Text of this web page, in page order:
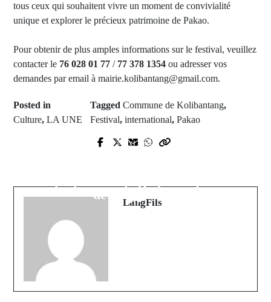
tous ceux qui souhaitent vivre un moment de convivialité
unique et explorer le précieux patrimoine de Pakao.
Pour obtenir de plus amples informations sur le festival, veuillez
contacter le 76 028 01 77 / 77 378 1354 ou adresser vos
demandes par email à mairie.kolibantang@gmail.com.
Posted in
Culture, LA UNE
Tagged Commune de Kolibantang,
Festival, international, Pakao
Prev Post
les femmes de Dialicounda...
Next Post
développement
LangFils